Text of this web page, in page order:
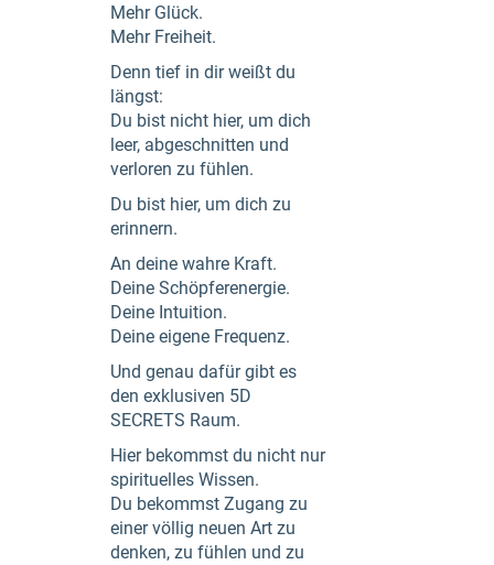
Mehr Glück.
Mehr Freiheit.
Denn tief in dir weißt du
längst:
Du bist nicht hier, um dich
leer, abgeschnitten und
verloren zu fühlen.
Du bist hier, um dich zu
erinnern.
An deine wahre Kraft.
Deine Schöpferenergie.
Deine Intuition.
Deine eigene Frequenz.
Und genau dafür gibt es
den exklusiven 5D
SECRETS Raum.
Hier bekommst du nicht nur
spirituelles Wissen.
Du bekommst Zugang zu
einer völlig neuen Art zu
denken, zu fühlen und zu